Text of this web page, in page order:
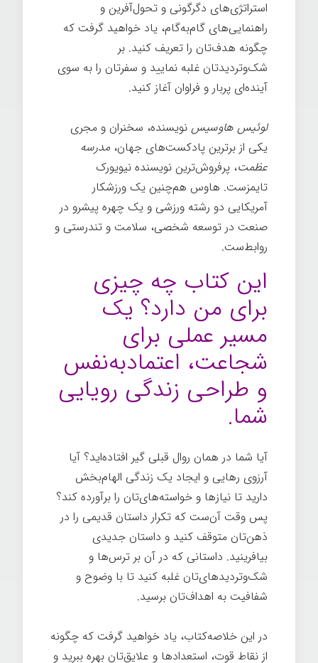
استراتژی‌های دگرگونی و تحول‌آفرین و
راهنمایی‌های گام‌به‌گام، یاد خواهید گرفت که
چگونه هدف‌تان را تعریف کنید. بر
شک‌وتردیدتان غلبه نمایید و سفرتان را به سوی
آینده‌ای پربار و فراوان آغاز کنید.
لوئیس هاوسیس نویسنده، سخنران و مجری
یکی از برترین پادکست‌های جهان، مدرسه
عظمت، پرفروش‌ترین نویسنده نیویورک
تایمزست. هاوس هم‌چنین یک ورزشکار
آمریکایی دو رشته ورزشی و یک چهره پیشرو در
صنعت در توسعه شخصی، سلامت و تندرستی و
روابط‌ست.
این کتاب چه چیزی
برای من دارد؟ یک
مسیر عملی برای
شجاعت، اعتمادبه‌نفس
و طراحی زندگی رویایی
شما.
آیا شما در همان روال قبلی گیر افتاده‌اید؟ آیا
آرزوی رهایی و ایجاد یک زندگی الهام‌بخش
دارید تا نیازها و خواسته‌های‌تان را برآورده کند؟
پس وقت آن‌ست که تکرار داستان قدیمی را در
ذهن‌تان متوقف کنید و داستان جدیدی
بیافرینید. داستانی که در آن بر ترس‌ها و
شک‌وتردیدهای‌تان غلبه کنید تا با وضوح و
شفافیت به اهداف‌تان برسید.
در این خلاصه‌کتاب، یاد خواهید گرفت که چگونه
از نقاط قوت، استعدادها و علایق‌تان بهره ببرید و